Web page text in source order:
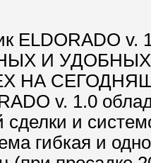
ELDORADO
И
НА
v. 1.0
сделки и
гибкая и